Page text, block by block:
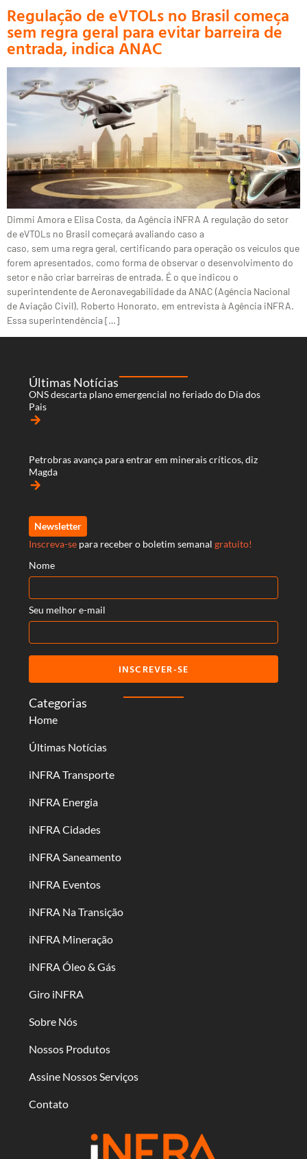
Regulação de eVTOLs no Brasil começa
sem regra geral para evitar barreira de
entrada, indica ANAC
Dimmi Amora e Elisa Costa, da Agência iNFRA A regulação do setor
de eVTOLs no Brasil começará avaliando caso a
caso, sem uma regra geral, certificando para operação os veículos que
forem apresentados, como forma de observar o desenvolvimento do
setor e não criar barreiras de entrada. É o que indicou o
superintendente de Aeronavegabilidade da ANAC (Agência Nacional
de Aviação Civil), Roberto Honorato, em entrevista à Agência iNFRA.
Essa superintendência […]
Categorias
Home
Últimas Notícias
iNFRA Transporte
iNFRA Energia
iNFRA Cidades
iNFRA Saneamento
iNFRA Eventos
iNFRA Na Transição
iNFRA Mineração
iNFRA Óleo & Gás
Giro iNFRA
Sobre Nós
Nossos Produtos
Assine Nossos Serviços
Contato
Últimas Notícias
ONS descarta plano emergencial no feriado do Dia dos
Pais
arrow_forward
Petrobras avança para entrar em minerais críticos, diz
Magda
arrow_forward
Newsletter
Inscreva-se para receber o boletim semanal gratuito!
Nome
Seu melhor e-mail
INSCREVER-SE